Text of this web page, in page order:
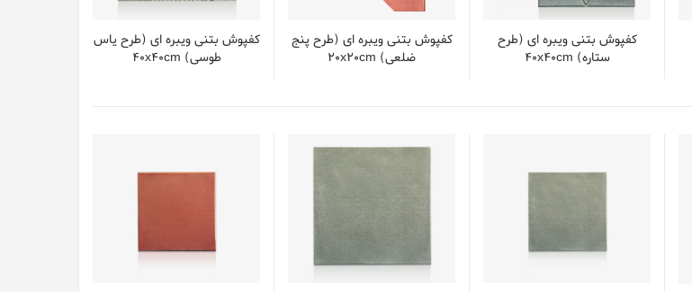
کفپوش بتنی ویبره ای (طرح
ستاره) 40x40cm
کفپوش بتنی ویبره ای (طرح پنج
ضلعی) 20x20cm
کفپوش بتنی ویبره ای (طرح یاس
طوسی) 40x40cm